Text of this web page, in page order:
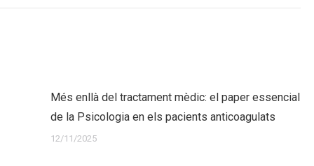
Més enllà del tractament mèdic: el paper essencial
de la Psicologia en els pacients anticoagulats
12/11/2025